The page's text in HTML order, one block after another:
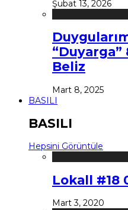
Şubat 13, 2026
Beliz
Mart 8, 2025
BASILI
BASILI
Hepsini Görüntüle
Lokall #18
Mart 3, 2020